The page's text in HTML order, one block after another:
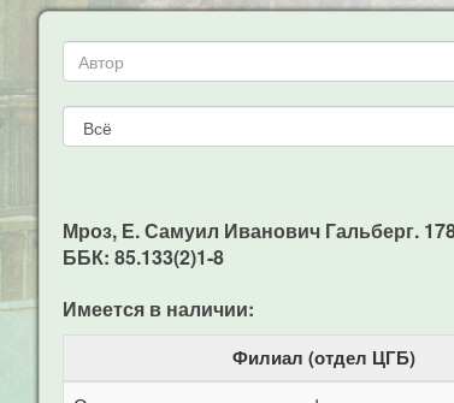
Мроз, Е. Самуил Иванович Гальберг.
ББК: 85.133(2)1-8
Имеется в наличии:
Филиал (отдел ЦГБ)